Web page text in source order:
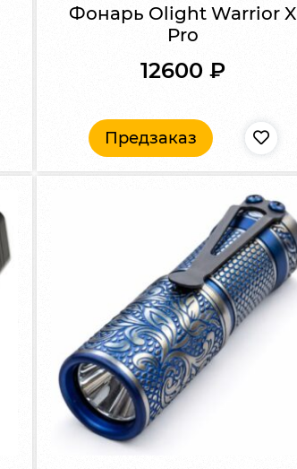
Фонарь Olight Warrior X
Pro
12600 ₽
Предзаказ